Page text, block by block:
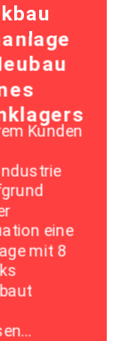
Kunden
eine
mit 8